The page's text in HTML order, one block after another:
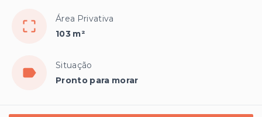
Área Privativa
103 m²
Situação
Pronto para morar